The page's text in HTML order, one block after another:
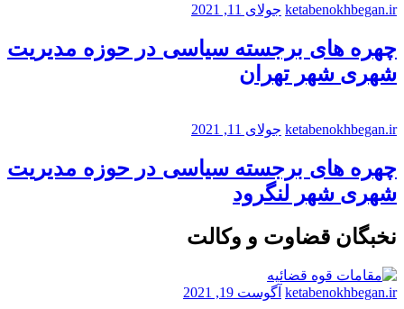
ketabenokhbegan.ir جولای 11, 2021
چهره های برجسته سیاسی در حوزه مدیریت
شهری شهر تهران
ketabenokhbegan.ir جولای 11, 2021
چهره های برجسته سیاسی در حوزه مدیریت
شهری شهر لنگرود
نخبگان قضاوت و وکالت
ketabenokhbegan.ir آگوست 19, 2021